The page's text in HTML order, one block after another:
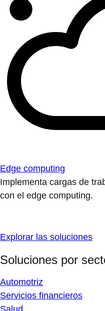
Edge computing
Implementa cargas de
con el edge computing.
Explorar las soluciones
Soluciones por
Automotriz
Servicios financieros
Salud